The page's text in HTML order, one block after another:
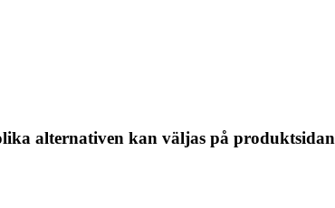
alternativen kan väljas på produktsidan